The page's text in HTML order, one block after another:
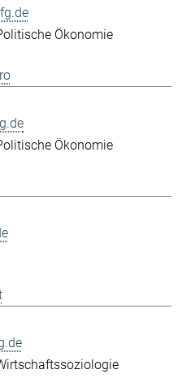
Ökonomie
Ökonomie